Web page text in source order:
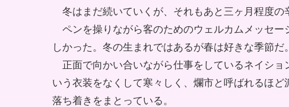
冬はまだ続いていくが、それもあと三ヶ月程度の
ペンを操りながら客のためのウェルカムメッセー
しかった。冬の生まれではあるが春は好きな季節だ。
正面で向かい合いながら仕事をしているネイショ
いう衣装をなくして寒々しく、爛市と呼ばれるほ
落ち着きをまとっている。